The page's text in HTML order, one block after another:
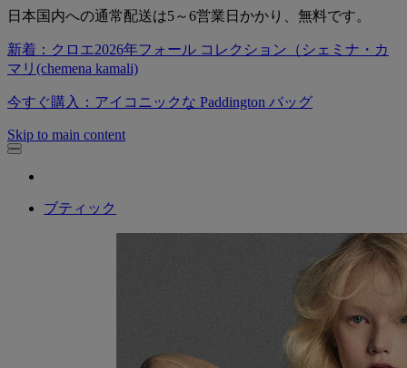
日本国内への通常配送は5～6営業日かかり、無料です。
新着：クロエ2026年フォール コレクション（シェミナ・カ
マリ(chemena kamali)
今すぐ購入：アイコニックな Paddington バッグ
Skip to main content
ブティック